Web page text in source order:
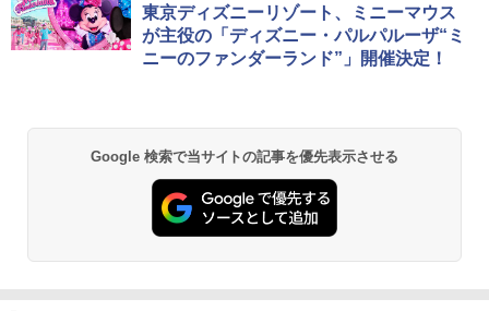
東京ディズニーリゾート、ミニーマウス
が主役の「ディズニー・パルパルーザ“ミ
ニーのファンダーランド”」開催決定！
Google 検索で当サイトの記事を優先表示させる